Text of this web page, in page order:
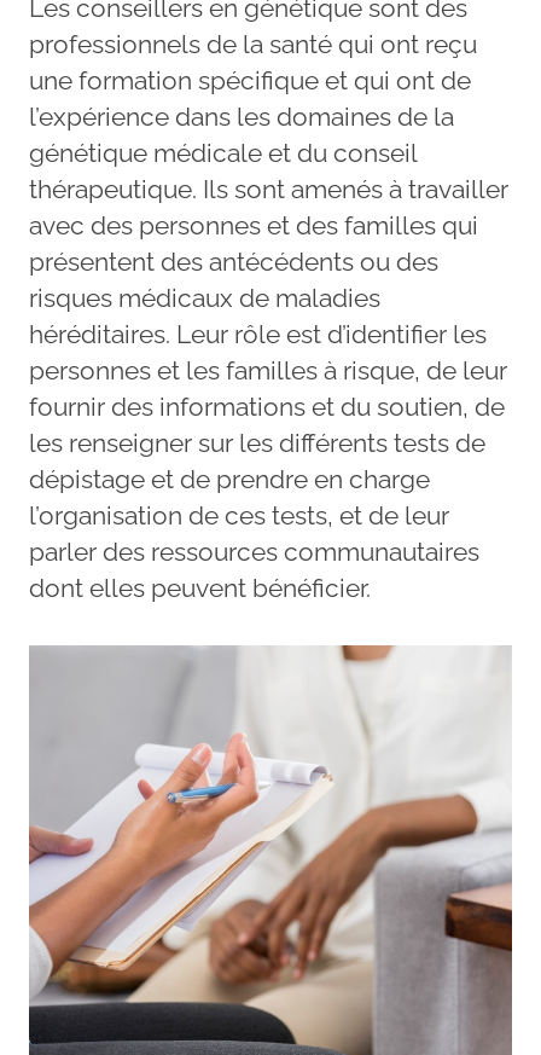
Les conseillers en génétique sont des
professionnels de la santé qui ont reçu
une formation spécifique et qui ont de
l’expérience dans les domaines de la
génétique médicale et du conseil
thérapeutique. Ils sont amenés à travailler
avec des personnes et des familles qui
présentent des antécédents ou des
risques médicaux de maladies
héréditaires. Leur rôle est d’identifier les
personnes et les familles à risque, de leur
fournir des informations et du soutien, de
les renseigner sur les différents tests de
dépistage et de prendre en charge
l’organisation de ces tests, et de leur
parler des ressources communautaires
dont elles peuvent bénéficier.